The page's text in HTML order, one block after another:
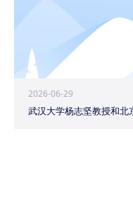
2026-06-29
武汉大学杨志坚教授和